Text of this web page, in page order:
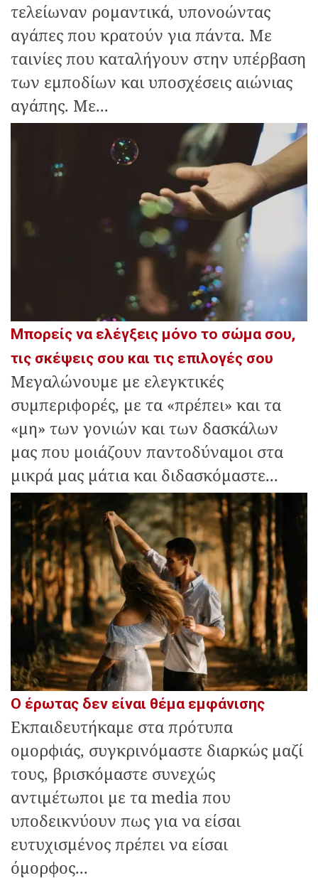
τελείωναν ρομαντικά, υπονοώντας
αγάπες που κρατούν για πάντα. Με
ταινίες που καταλήγουν στην υπέρβαση
των εμποδίων και υποσχέσεις αιώνιας
αγάπης. Με...
Μπορείς να ελέγξεις μόνο το σώμα σου,
τις σκέψεις σου και τις επιλογές σου
Μεγαλώνουμε με ελεγκτικές
συμπεριφορές, με τα «πρέπει» και τα
«μη» των γονιών και των δασκάλων
μας που μοιάζουν παντοδύναμοι στα
μικρά μας μάτια και διδασκόμαστε...
Ο έρωτας δεν είναι θέμα εμφάνισης
Εκπαιδευτήκαμε στα πρότυπα
ομορφιάς, συγκρινόμαστε διαρκώς μαζί
τους, βρισκόμαστε συνεχώς
αντιμέτωποι με τα media που
υποδεικνύουν πως για να είσαι
ευτυχισμένος πρέπει να είσαι
όμορφος...